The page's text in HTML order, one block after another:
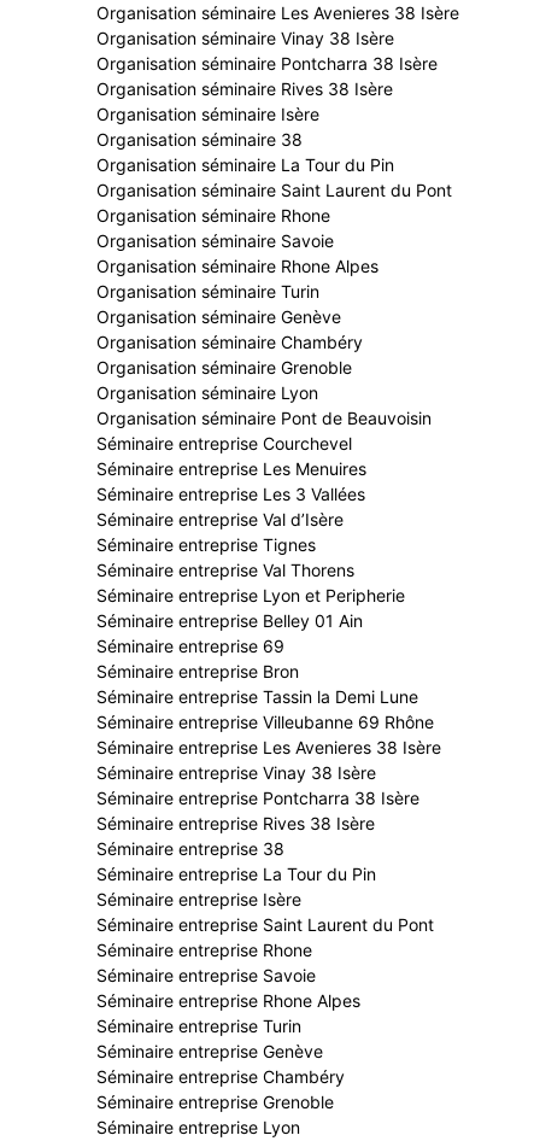
Organisation séminaire Les Avenieres 38 Isère
Organisation séminaire Vinay 38 Isère
Organisation séminaire Pontcharra 38 Isère
Organisation séminaire Rives 38 Isère
Organisation séminaire Isère
Organisation séminaire 38
Organisation séminaire La Tour du Pin
Organisation séminaire Saint Laurent du Pont
Organisation séminaire Rhone
Organisation séminaire Savoie
Organisation séminaire Rhone Alpes
Organisation séminaire Turin
Organisation séminaire Genève
Organisation séminaire Chambéry
Organisation séminaire Grenoble
Organisation séminaire Lyon
Organisation séminaire Pont de Beauvoisin
Séminaire entreprise Courchevel
Séminaire entreprise Les Menuires
Séminaire entreprise Les 3 Vallées
Séminaire entreprise Val d’Isère
Séminaire entreprise Tignes
Séminaire entreprise Val Thorens
Séminaire entreprise Lyon et Peripherie
Séminaire entreprise Belley 01 Ain
Séminaire entreprise 69
Séminaire entreprise Bron
Séminaire entreprise Tassin la Demi Lune
Séminaire entreprise Villeubanne 69 Rhône
Séminaire entreprise Les Avenieres 38 Isère
Séminaire entreprise Vinay 38 Isère
Séminaire entreprise Pontcharra 38 Isère
Séminaire entreprise Rives 38 Isère
Séminaire entreprise 38
Séminaire entreprise La Tour du Pin
Séminaire entreprise Isère
Séminaire entreprise Saint Laurent du Pont
Séminaire entreprise Rhone
Séminaire entreprise Savoie
Séminaire entreprise Rhone Alpes
Séminaire entreprise Turin
Séminaire entreprise Genève
Séminaire entreprise Chambéry
Séminaire entreprise Grenoble
Séminaire entreprise Lyon